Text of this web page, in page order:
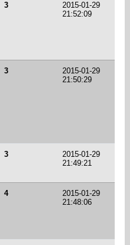
3
2015-01-29
21:52:09
3
2015-01-29
21:50:29
3
2015-01-29
21:49:21
4
2015-01-29
21:48:06